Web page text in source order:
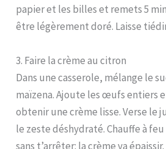
papier et les billes et remets 5
être légèrement doré. Laisse
3. Faire la crème au citron
Dans une casserole, mélange le
maïzena. Ajoute les œufs entiers
obtenir une crème lisse. Verse le
le zeste déshydraté. Chauffe à
sans t’arrêter: la crème va